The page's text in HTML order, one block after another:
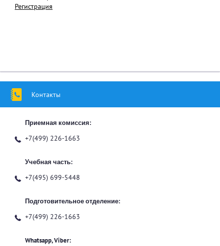
Регистрация
Контакты
Приемная комиссия:
+7(499) 226-1663
Учебная часть:
+7(495) 699-5448
Подготовительное отделение:
+7(499) 226-1663
Whatsapp, Viber: